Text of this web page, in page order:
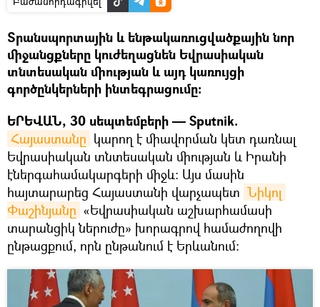
Տրանսպորտային և ենթակառուցվածքային նոր
միջանցքները կուժեղացնեն Եվրասիական
տնտեսական միության և այդ կառույցի
գործընկերների ինտեգրացումը։
ԵՐԵՎԱՆ, 30 սեպտեմբերի — Sputnik.
Հայաստանը կարող է միավորման կետ դառնալ
Եվրասիական տնտեսական միության և Իրանի
էներգահամակարգերի միջև։ Այս մասին
հայտարարեց Հայաստանի վարչապետ Նիկոլ
Փաշինյանը «Եվրասիական աշխարհամասի
տարանցիկ ներուժը» խորագրով համաժողովի
ընթացքում, որն ընթանում է Երևանում։